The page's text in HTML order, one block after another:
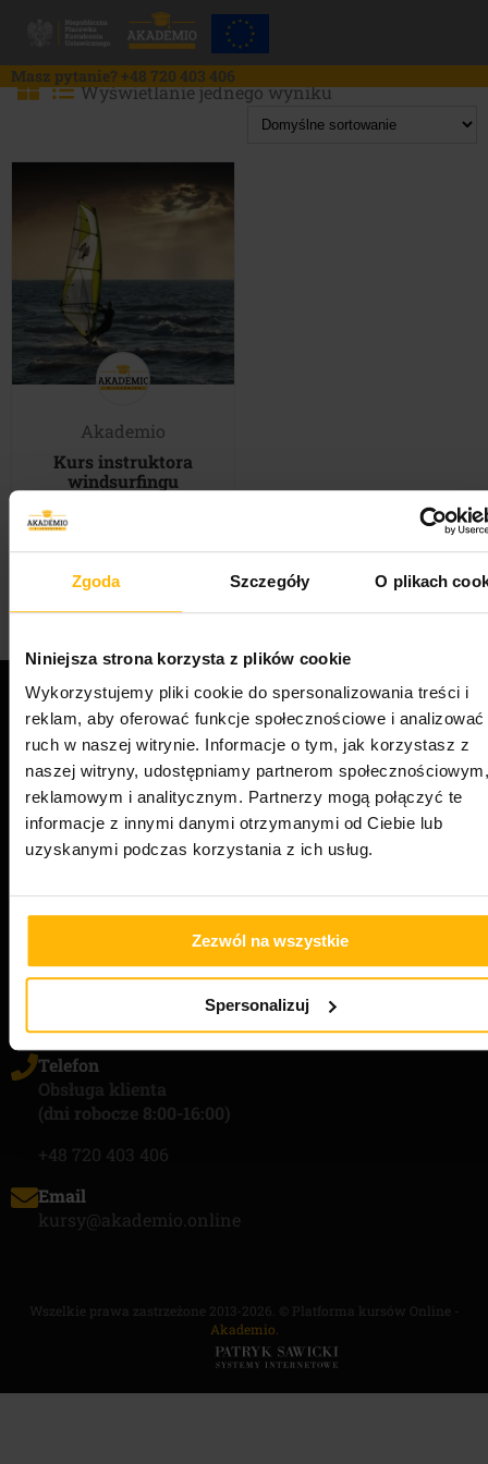
Zgoda Szczegóły O plikach
Niniejsza strona korzysta z plików cookie
Wykorzystujemy pliki cookie do spersonalizowania treści i
reklam, aby oferować funkcje społecznościowe i analizować
ruch w naszej witrynie. Informacje o tym, jak korzystasz z
naszej witryny, udostępniamy partnerom społecznościowym,
reklamowym i analitycznym. Partnerzy mogą połączyć te
informacje z innymi danymi otrzymanymi od Ciebie lub
uzyskanymi podczas korzystania z ich usług.
Zezwól na wszystkie
Spersonalizuj
Masz pytanie? +48 720 403 406
Wyświetlanie jednego wyniku
Akademio
Kurs instruktora
windsurfingu
cena
799.00 zł.
Aktualna
cena
649.00 zł.
Moje konto
Zamówienie
Koszyk
Kursy
Blog
Regulamin
DANE KONTAKTOWE
Telefon
Obsługa klienta
(dni robocze 8:00-16:00)
+48 720 403 406
Email
kursy@akademio.online
Wszelkie prawa zastrzeżone 2013-2026. © Platforma kursów Online -
Akademio.